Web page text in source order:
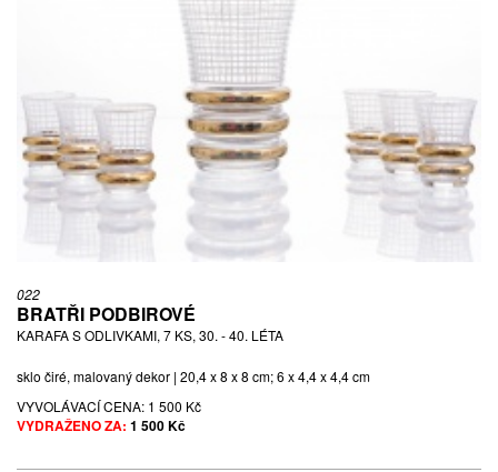
022
BRATŘI PODBIROVÉ
KARAFA S ODLIVKAMI, 7 KS, 30. - 40. LÉTA
sklo čiré, malovaný dekor | 20,4 x 8 x 8 cm; 6 x 4,4 x 4,4 cm
VYVOLÁVACÍ CENA: 1 500 Kč
VYDRAŽENO ZA: 1 500 Kč